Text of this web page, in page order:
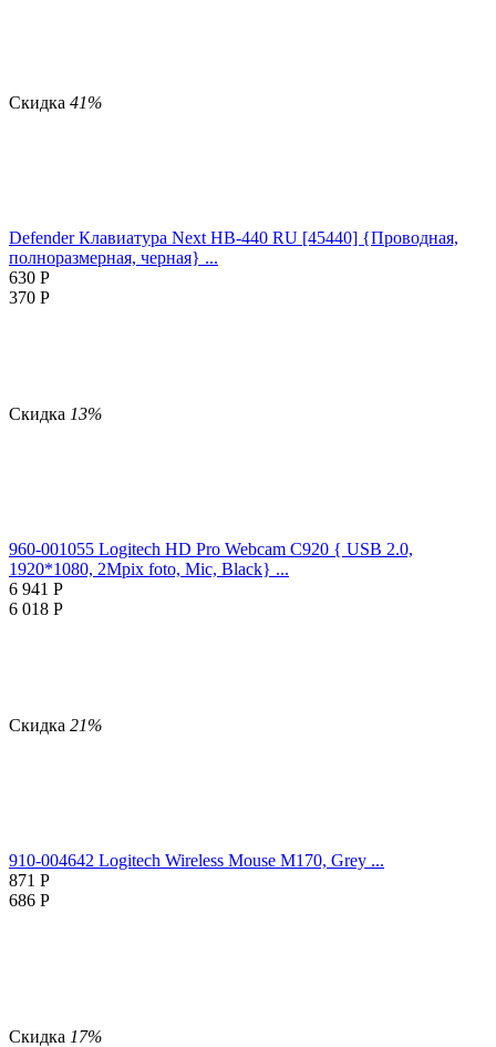
Скидка 41%
Defender Клавиатура Next HB-440 RU [45440] {Проводная,
полноразмерная, черная} ...
630 Р
370 Р
Скидка 13%
960-001055 Logitech HD Pro Webcam C920 { USB 2.0,
1920*1080, 2Mpix foto, Mic, Black} ...
6 941 Р
6 018 Р
Скидка 21%
910-004642 Logitech Wireless Mouse M170, Grey ...
871 Р
686 Р
Скидка 17%